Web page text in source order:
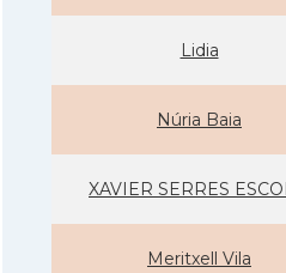
Lidia
Núria Baia
XAVIER SERRES
Meritxell Vila